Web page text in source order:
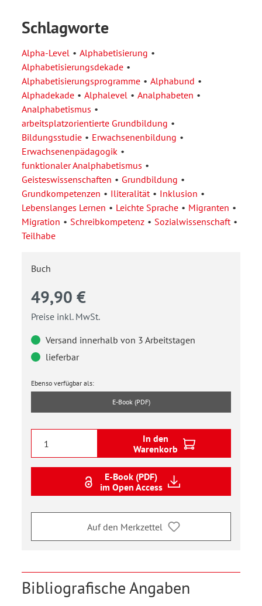
Schlagworte
Alpha-Level
Alphabetisierung
Alphabetisierungsdekade
Alphabetisierungsprogramme
Alphabund
Alphadekade
Alphalevel
Analphabeten
Analphabetismus
arbeitsplatzorientierte Grundbildung
Bildungsstudie
Erwachsenenbildung
Erwachsenenpädagogik
funktionaler Analphabetismus
Geisteswissenschaften
Grundbildung
Grundkompetenzen
Iliteralität
Inklusion
Lebenslanges Lernen
Leichte Sprache
Migranten
Migration
Schreibkompetenz
Sozialwissenschaft
Teilhabe
Buch
49,90 €
Preise inkl. MwSt.
Versand innerhalb von 3 Arbeitstagen
lieferbar
Ebenso verfügbar als:
E-Book (PDF)
In den
Warenkorb
E-Book (PDF)
im Open Access
Auf den Merkzettel
Bibliografische Angaben